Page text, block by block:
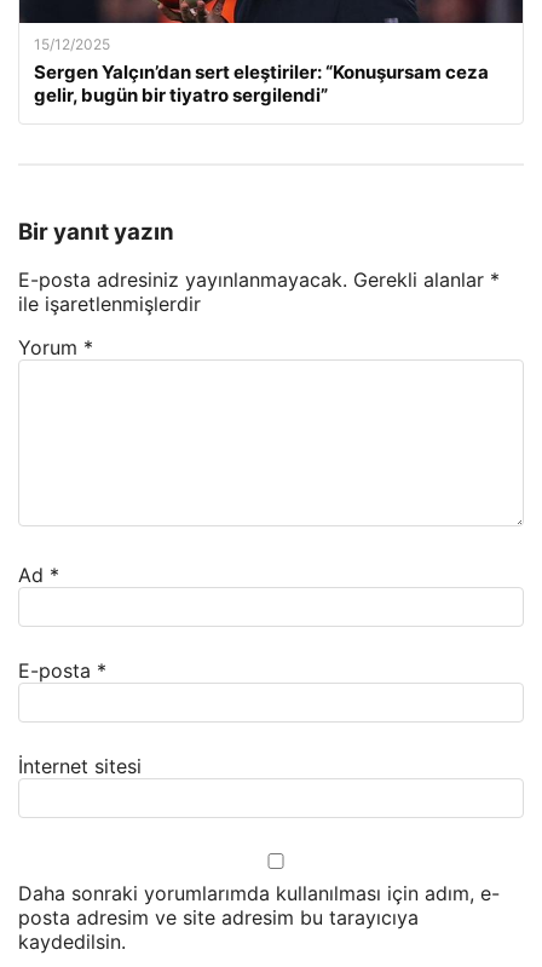
15/12/2025
Sergen Yalçın’dan sert eleştiriler: “Konuşursam ceza
gelir, bugün bir tiyatro sergilendi”
Bir yanıt yazın
E-posta adresiniz yayınlanmayacak. Gerekli alanlar *
ile işaretlenmişlerdir
Yorum *
Ad *
E-posta *
İnternet sitesi
Daha sonraki yorumlarımda kullanılması için adım, e-
posta adresim ve site adresim bu tarayıcıya
kaydedilsin.